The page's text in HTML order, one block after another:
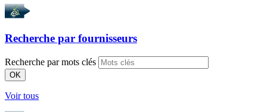
Recherche par fournisseurs
Recherche par mots clés
OK
Voir tous